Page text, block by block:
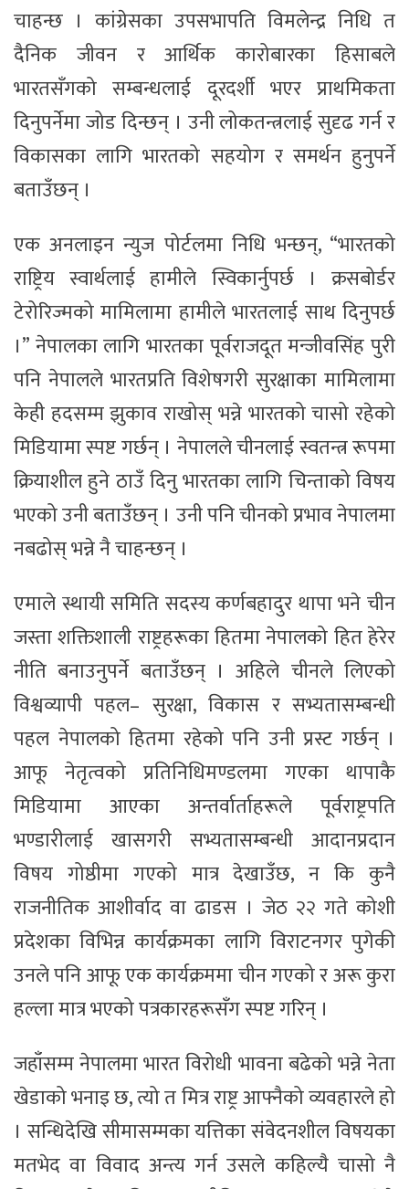
चाहन्छ । कांग्रेसका उपसभापति विमलेन्द्र निधि त
दैनिक जीवन र आर्थिक कारोबारका हिसाबले
भारतसँगको सम्बन्धलाई दूरदर्शी भएर प्राथमिकता
दिनुपर्नेमा जोड दिन्छन् । उनी लोकतन्त्रलाई सुदृढ गर्न र
विकासका लागि भारतको सहयोग र समर्थन हुनुपर्ने
बताउँछन् ।
एक अनलाइन न्युज पोर्टलमा निधि भन्छन्, “भारतको
राष्ट्रिय स्वार्थलाई हामीले स्विकार्नुपर्छ । क्रसबोर्डर
टेरोरिज्मको मामिलामा हामीले भारतलाई साथ दिनुपर्छ
।” नेपालका लागि भारतका पूर्वराजदूत मन्जीवसिंह पुरी
पनि नेपालले भारतप्रति विशेषगरी सुरक्षाका मामिलामा
केही हदसम्म झुकाव राखोस् भन्ने भारतको चासो रहेको
मिडियामा स्पष्ट गर्छन् । नेपालले चीनलाई स्वतन्त्र रूपमा
क्रियाशील हुने ठाउँ दिनु भारतका लागि चिन्ताको विषय
भएको उनी बताउँछन् । उनी पनि चीनको प्रभाव नेपालमा
नबढोस् भन्ने नै चाहन्छन् ।
एमाले स्थायी समिति सदस्य कर्णबहादुर थापा भने चीन
जस्ता शक्तिशाली राष्ट्रहरूका हितमा नेपालको हित हेरेर
नीति बनाउनुपर्ने बताउँछन् । अहिले चीनले लिएको
विश्वव्यापी पहल– सुरक्षा, विकास र सभ्यतासम्बन्धी
पहल नेपालको हितमा रहेको पनि उनी प्रस्ट गर्छन् ।
आफू नेतृत्वको प्रतिनिधिमण्डलमा गएका थापाकै
मिडियामा आएका अन्तर्वार्ताहरूले पूर्वराष्ट्रपति
भण्डारीलाई खासगरी सभ्यतासम्बन्धी आदानप्रदान
विषय गोष्ठीमा गएको मात्र देखाउँछ, न कि कुनै
राजनीतिक आशीर्वाद वा ढाडस । जेठ २२ गते कोशी
प्रदेशका विभिन्न कार्यक्रमका लागि विराटनगर पुगेकी
उनले पनि आफू एक कार्यक्रममा चीन गएको र अरू कुरा
हल्ला मात्र भएको पत्रकारहरूसँग स्पष्ट गरिन् ।
जहाँसम्म नेपालमा भारत विरोधी भावना बढेको भन्ने नेता
खेडाको भनाइ छ, त्यो त मित्र राष्ट्र आफ्नैको व्यवहारले हो
। सन्धिदेखि सीमासम्मका यत्तिका संवेदनशील विषयका
मतभेद वा विवाद अन्त्य गर्न उसले कहिल्यै चासो नै